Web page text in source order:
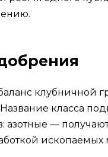
клубничной
класса
азотные —
ископаемых